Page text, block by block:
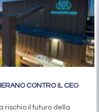
CONTRO IL CEO
rischio il futuro della